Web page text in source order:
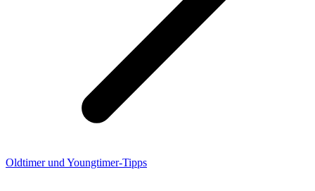
Oldtimer und Youngtimer-Tipps